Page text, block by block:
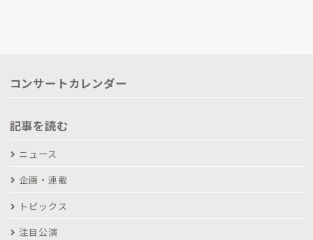
コンサートカレンダー
記事を読む
ニュース
企画・連載
トピックス
注目公演